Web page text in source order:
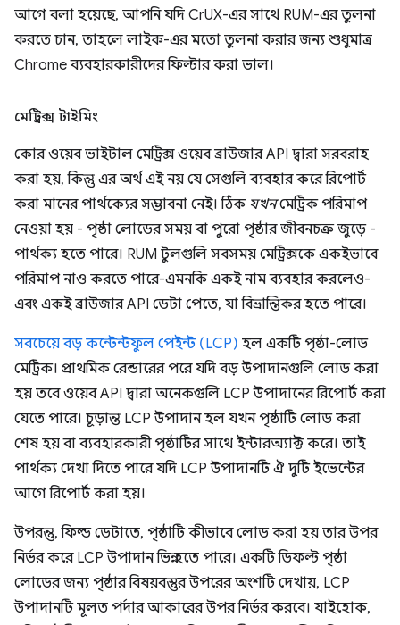
আগে বলা হয়েছে, আপনি যদি CrUX-এর সাথে RUM-এর তুলনা
করতে চান, তাহলে লাইক-এর মতো তুলনা করার জন্য শুধুমাত্র
Chrome ব্যবহারকারীদের ফিল্টার করা ভাল।
মেট্রিক্স টাইমিং
কোর ওয়েব ভাইটাল মেট্রিক্স ওয়েব ব্রাউজার API দ্বারা সরবরাহ
করা হয়, কিন্তু এর অর্থ এই নয় যে সেগুলি ব্যবহার করে রিপোর্ট
করা মানের পার্থক্যের সম্ভাবনা নেই। ঠিক যখনমেট্রিক পরিমাপ
নেওয়া হয় - পৃষ্ঠা লোডের সময় বা পুরো পৃষ্ঠার জীবনচক্র জুড়ে -
পার্থক্য হতে পারে। RUM টুলগুলি সবসময় মেট্রিক্সকে একইভাবে
পরিমাপ নাও করতে পারে-এমনকি একই নাম ব্যবহার করলেও-
এবং একই ব্রাউজার API ডেটা পেতে, যা বিভ্রান্তিকর হতে পারে।
সবচেয়ে বড় কন্টেন্টফুল পেইন্ট (LCP) হল একটি পৃষ্ঠা-লোড
মেট্রিক। প্রাথমিক রেন্ডারের পরে যদি বড় উপাদানগুলি লোড করা
হয় তবে ওয়েব API দ্বারা অনেকগুলি LCP উপাদানের রিপোর্ট করা
যেতে পারে। চূড়ান্ত LCP উপাদান হল যখন পৃষ্ঠাটি লোড করা
শেষ হয় বা ব্যবহারকারী পৃষ্ঠাটির সাথে ইন্টারঅ্যাক্ট করে। তাই
পার্থক্য দেখা দিতে পারে যদি LCP উপাদানটি ঐ দুটি ইভেন্টের
আগে রিপোর্ট করা হয়।
উপরন্তু, ফিল্ড ডেটাতে, পৃষ্ঠাটি কীভাবে লোড করা হয় তার উপর
নির্ভর করে LCP উপাদান ভিন্ন হতে পারে। একটি ডিফল্ট পৃষ্ঠা
লোডের জন্য পৃষ্ঠার বিষয়বস্তুর উপরের অংশটি দেখায়, LCP
উপাদানটি মূলত পর্দার আকারের উপর নির্ভর করবে। যাইহোক,